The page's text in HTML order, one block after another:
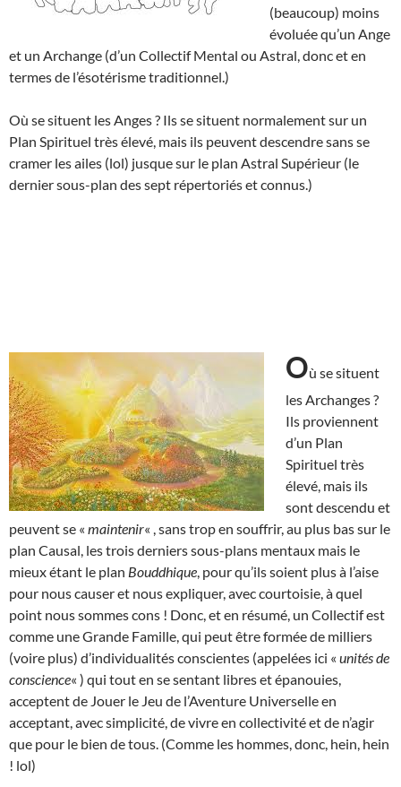
(beaucoup) moins
évoluée qu’un Ange
et un Archange (d’un Collectif Mental ou Astral, donc et en
termes de l’ésotérisme traditionnel.)
Où se situent les Anges ? Ils se situent normalement sur un
Plan Spirituel très élevé, mais ils peuvent descendre sans se
cramer les ailes (lol) jusque sur le plan Astral Supérieur (le
dernier sous-plan des sept répertoriés et connus.)
Où se situent
les Archanges ?
Ils proviennent
d’un Plan
Spirituel très
élevé, mais ils
sont descendu et
peuvent se « maintenir« , sans trop en souffrir, au plus bas sur le
plan Causal, les trois derniers sous-plans mentaux mais le
mieux étant le plan Bouddhique , pour qu’ils soient plus à l’aise
pour nous causer et nous expliquer, avec courtoisie, à quel
point nous sommes cons ! Donc, et en résumé, un Collectif est
comme une Grande Famille, qui peut être formée de milliers
(voire plus) d’individualités conscientes (appelées ici « unités de
conscience« ) qui tout en se sentant libres et épanouies,
acceptent de Jouer le Jeu de l’Aventure Universelle en
acceptant, avec simplicité, de vivre en collectivité et de n’agir
que pour le bien de tous. (Comme les hommes, donc, hein, hein
! lol)